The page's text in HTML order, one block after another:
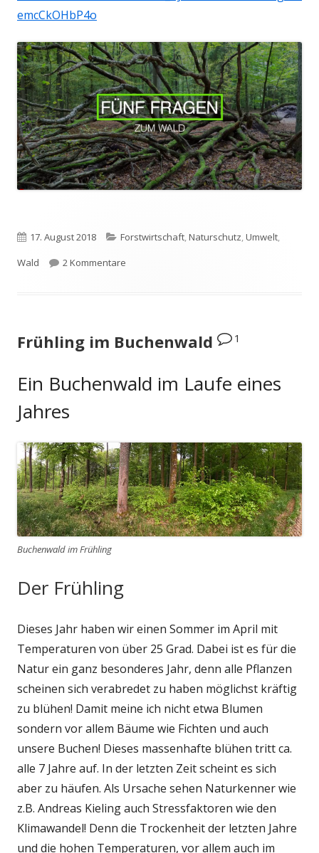
emcCkOHbP4o
Veröffentlicht
am
17. August 2018 Kategorien
Forstwirtschaft,Naturschutz,Umwelt,
Wald
2 Kommentare
Frühling im Buchenwald 1
Ein Buchenwald im Laufe eines
Jahres
Buchenwald im Frühling
Der Frühling
Dieses Jahr haben wir einen Sommer im April mit
Temperaturen von über 25 Grad. Dabei ist es für die
Natur ein ganz besonderes Jahr, denn alle Pflanzen
scheinen sich verabredet zu haben möglichst kräftig
zu blühen! Damit meine ich nicht etwa Blumen
sondern vor allem Bäume wie Fichten und auch
unsere Buchen! Dieses massenhafte blühen tritt ca.
alle 7 Jahre auf. In der letzten Zeit scheint es sich
aber zu häufen. Als Ursache sehen Naturkenner wie
z.B. Andreas Kieling auch Stressfaktoren wie den
Klimawandel! Denn die Trockenheit der letzten Jahre
und die hohen Temperaturen, vor allem auch im